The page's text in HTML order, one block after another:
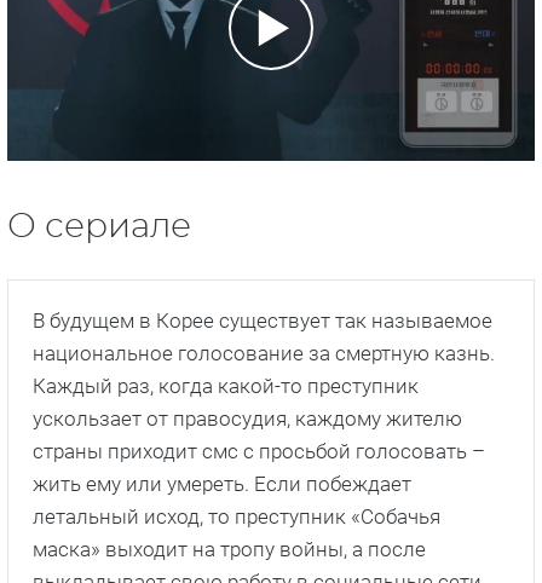
О сериале
В будущем в Корее существует так называемое
национальное голосование за смертную казнь.
Каждый раз, когда какой-то преступник
ускользает от правосудия, каждому жителю
страны приходит смс с просьбой голосовать –
жить ему или умереть. Если побеждает
летальный исход, то преступник «Собачья
маска» выходит на тропу войны, а после